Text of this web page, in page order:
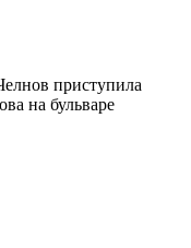
приступила
на бульваре